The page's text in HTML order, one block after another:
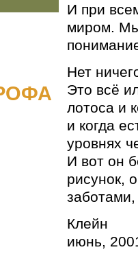
И при
миром. Мы
Нет
Это всё
лотоса и
и когда
уровнях
И вот он
рисунок,
Клейн
июнь,